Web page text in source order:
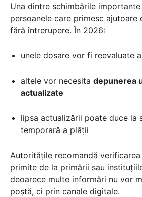
Una dintre schimbările
persoanele care primesc ajutoare
fără întrerupere. În 2026:
unele dosare vor fi reevaluate
altele vor necesita depunerea
actualizate
lipsa actualizării poate duce la
temporară a plății
Autoritățile recomandă
primite de la primării sau
deoarece multe informări nu vor
poștă, ci prin canale digitale.